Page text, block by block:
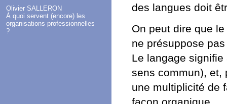
Olivier SALLERON
À quoi servent (encore) les
organisations professionnelles
?
des langues doit
On peut dire que
ne présuppose
Le langage
sens commun), et,
une multiplicité de